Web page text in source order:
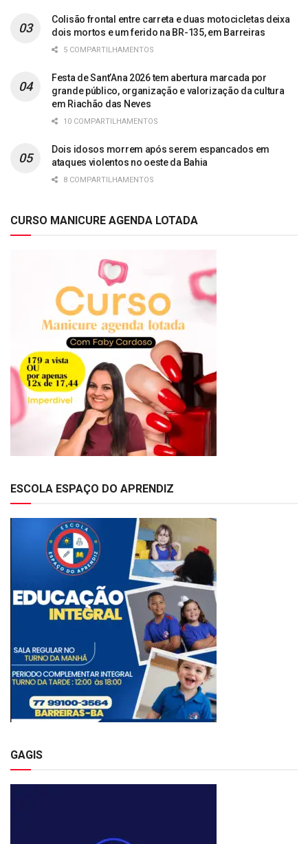
Colisão frontal entre carreta e duas motocicletas deixa
dois mortos e um ferido na BR-135, em Barreiras
5 COMPARTILHAMENTOS
Festa de Sant’Ana 2026 tem abertura marcada por
grande público, organização e valorização da cultura
em Riachão das Neves
10 COMPARTILHAMENTOS
Dois idosos morrem após serem espancados em
ataques violentos no oeste da Bahia
8 COMPARTILHAMENTOS
CURSO MANICURE AGENDA LOTADA
ESCOLA ESPAÇO DO APRENDIZ
GAGIS